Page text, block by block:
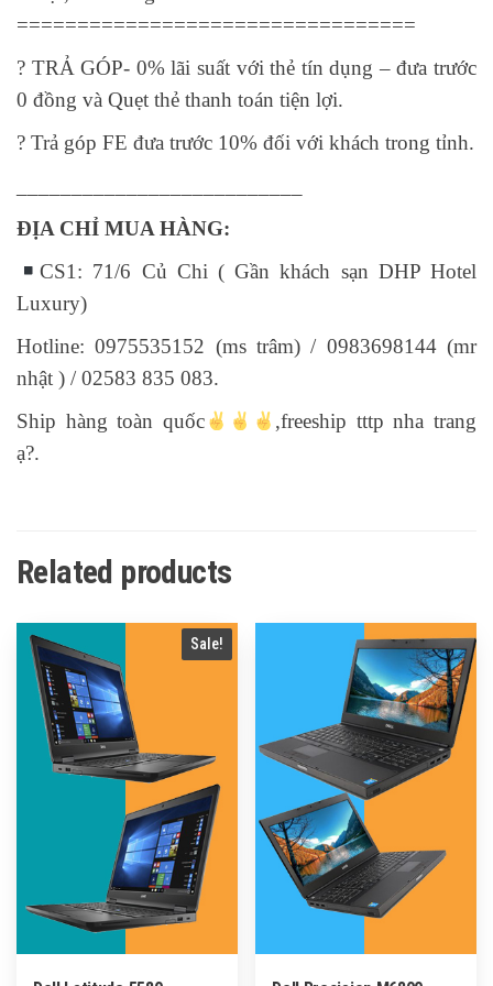
=================================
? TRẢ GÓP- 0% lãi suất với thẻ tín dụng – đưa trước
0 đồng và Quẹt thẻ thanh toán tiện lợi.
? Trả góp FE đưa trước 10% đối với khách trong tỉnh.
ĐỊA CHỈ MUA HÀNG:
CS1: 71/6 Củ Chi ( Gần khách sạn DHP Hotel
Luxury)
Hotline: 0975535152 (ms trâm) / 0983698144 (mr
nhật ) / 02583 835 083.
Ship hàng toàn quốc
,freeship tttp nha trang
ạ?.
Related products
Sale!